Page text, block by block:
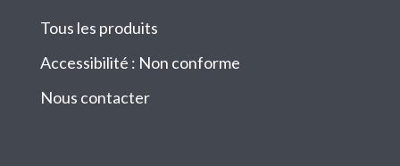
Tous les produits
Accessibilité : Non conforme
Nous contacter